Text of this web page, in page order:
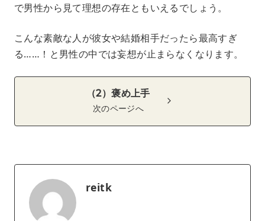
で男性から見て理想の存在ともいえるでしょう。
こんな素敵な人が彼女や結婚相手だったら最高すぎ
る……！と男性の中では妄想が止まらなくなります。
（2）褒め上手
次のページへ
reitk